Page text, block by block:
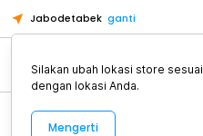
Jabodetabek ganti
Alat Kopi
Silakan ubah lokasi store sesuai
dengan lokasi Anda.
Mengerti